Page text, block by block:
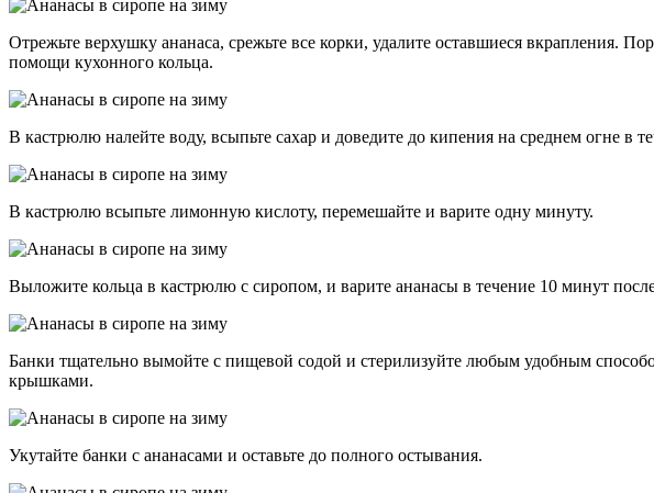
Отрежьте верхушку ананаса, срежьте все корки, удалите оставшиеся вкрапления.
помощи кухонного кольца.
В кастрюлю налейте воду, всыпьте сахар и доведите до кипения на среднем огне в
В кастрюлю всыпьте лимонную кислоту, перемешайте и варите одну минуту.
Выложите кольца в кастрюлю с сиропом, и варите ананасы в течение 10 минут
Банки тщательно вымойте с пищевой содой и стерилизуйте любым удобным
крышками.
Укутайте банки с ананасами и оставьте до полного остывания.